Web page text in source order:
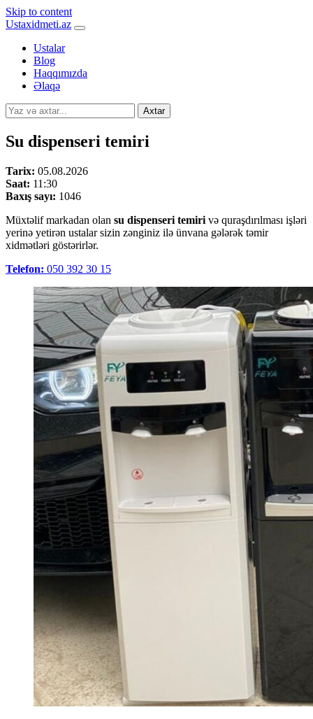
Skip to content
Ustaxidmeti.az
Ustalar
Blog
Haqqımızda
Əlaqə
Axtar
Su dispenseri temiri
Tarix: 05.08.2026
Saat: 11:30
Baxış sayı: 1046
Müxtəlif markadan olan su dispenseri temiri və quraşdırılması işləri
yerinə yetirən ustalar sizin zənginiz ilə ünvana gələrək təmir
xidmətləri göstərirlər.
Telefon: 050 392 30 15